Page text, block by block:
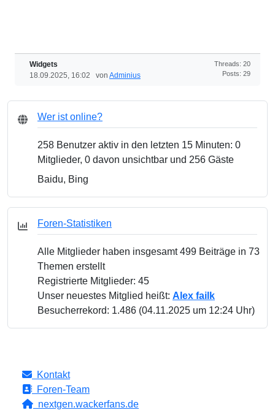
Widgets
18.09.2025, 16:02 von Adminius
Threads: 20
Posts: 29
Wer ist online?
258 Benutzer aktiv in den letzten 15 Minuten: 0
Mitglieder, 0 davon unsichtbar und 256 Gäste
Baidu, Bing
Foren-Statistiken
Alle Mitglieder haben insgesamt 499 Beiträge in 73
Themen erstellt
Registrierte Mitglieder: 45
Unser neuestes Mitglied heißt: Alex failk
Besucherrekord: 1.486 (04.11.2025 um 12:24 Uhr)
Kontakt
Foren-Team
nextgen.wackerfans.de